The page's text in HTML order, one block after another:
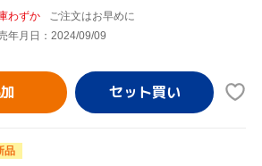
わずか
ご注文はお早めに
年月日：2024/09/09
品